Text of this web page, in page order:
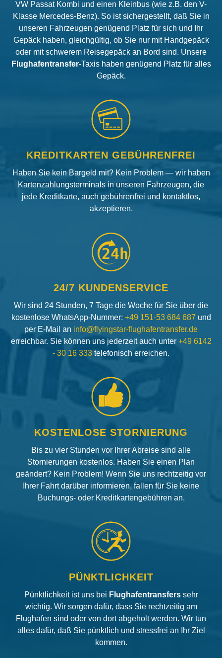
VW Passat Kombi und einen Kleinbus (wie z.B. den V-
Klasse Mercedes-Benz). So ist sichergestellt, daß Sie in
unseren Fahrzeugen genügend Platz für sich und Ihr
Gepäck haben, gleichgültig, ob Sie nur mit Handgepäck
oder mit schwerem Reisegepäck an Bord sind. Unsere
Flughafentransfer-Taxis haben genügend Platz für alles
Gepäck.
KREDITKARTEN GEBÜHRENFREI
Haben Sie kein Bargeld mit? Kein Problem — wir haben
Kartenzahlungsterminals in unseren Fahrzeugen, die
jede Kreditkarte, auch gebührenfrei und kontaktlos,
akzeptieren.
24h
24/7 KUNDENSERVICE
Wir sind 24 Stunden, 7 Tage die Woche für Sie über die
kostenlose WhatsApp-Nummer: +49 151-53 684 687 und
per E-Mail an info@flyingstar-flughafentransfer.de
erreichbar. Sie können uns jederzeit auch unter +49 6142
- 30 16 333 telefonisch erreichen.
KOSTENLOSE STORNIERUNG
Bis zu vier Stunden vor Ihrer Abreise sind alle
Stornierungen kostenlos. Haben Sie einen Plan
geändert? Kein Problem! Wenn Sie uns rechtzeitig vor
Ihrer Fahrt darüber informieren, fallen für Sie keine
Buchungs- oder Kreditkartengebühren an.
PÜNKTLICHKEIT
Pünktlichkeit ist uns bei Flughafentransfers sehr
wichtig. Wir sorgen dafür, dass Sie rechtzeitig am
Flughafen sind oder von dort abgeholt werden. Wir tun
alles dafür, daß Sie pünktlich und stressfrei an Ihr Ziel
kommen.